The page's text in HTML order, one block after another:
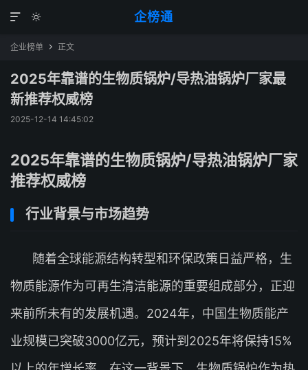
企榜通


企业榜单  正文
2025年靠谱的生物质锅炉/导热油锅炉厂家最
新推荐权威榜
2025-12-14 14:45:02
2025年靠谱的生物质锅炉/导热油锅炉厂家
推荐权威榜
行业背景与市场趋势
随着全球能源结构转型和环保政策日益严格，生
物质能源作为可再生清洁能源的重要组成部分，正迎
来前所未有的发展机遇。2024年，中国生物质能产
业规模已突破3000亿元，预计到2025年将保持15%